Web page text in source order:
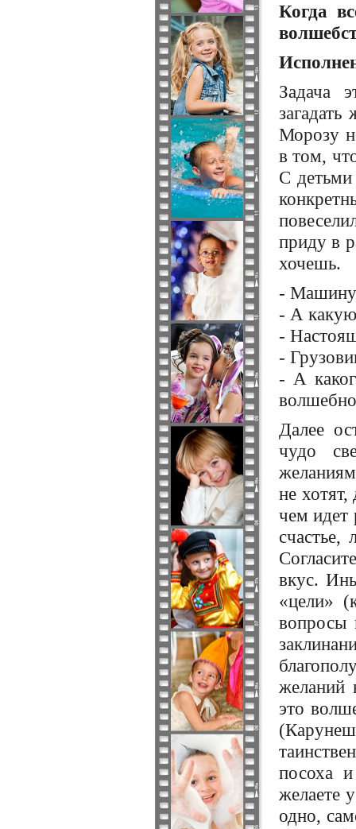
Когда
Задача
Морозу
в том,
С
приду в
хочешь.
-
- А
-
-
- А
Далее
чудо
не
чем идет
счастье,
вкус.
«цели»
вопросы
желаний
это
посоха
желаете
одно,